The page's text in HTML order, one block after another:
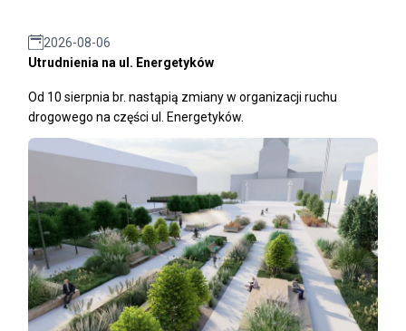
2026-08-06
Utrudnienia na ul. Energetyków
Od 10 sierpnia br. nastąpią zmiany w organizacji ruchu
drogowego na części ul. Energetyków.